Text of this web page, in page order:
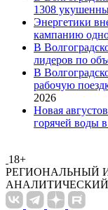
1308
Энергетики
кампанию
В
лидеров по
В
рабочую
2026
Новая
горячей воды
18+
РЕГИОНАЛЬНЫЙ